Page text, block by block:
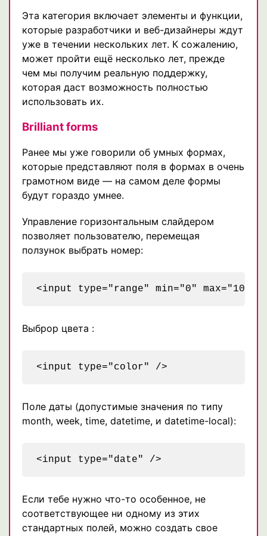
Эта категория включает элементы и функции,
которые разработчики и веб-дизайнеры ждут
уже в течении нескольких лет. К сожалению,
может пройти ещё несколько лет, прежде
чем мы получим реальную поддержку,
которая даст возможность полностью
использовать их.
Brilliant forms
Ранее мы уже говорили об умных формах,
которые представляют поля в формах в очень
грамотном виде — на самом деле формы
будут гораздо умнее.
Управление горизонтальным слайдером
позволяет пользователю, перемещая
ползунок выбрать номер:
Выброр цвета :
Поле даты (допустимые значения по типу
month, week, time, datetime, и datetime-local):
Если тебе нужно что-то особенное, не
соответствующее ни одному из этих
стандартных полей, можно создать свое